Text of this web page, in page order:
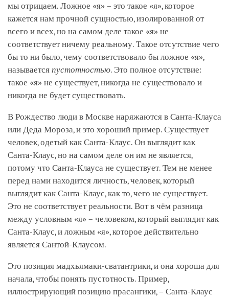
мы отрицаем. Ложное «я» – это такое «я», которое
кажется нам прочной сущностью, изолированной от
всего и всех, но на самом деле такое «я» не
соответствует ничему реальному. Такое отсутствие чего
бы то ни было, чему соответствовало бы ложное «я»,
называется пустотностью. Это полное отсутствие:
такое «я» не существует, никогда не существовало и
никогда не будет существовать.
В Рождество люди в Москве наряжаются в Санта-Клауса
или Деда Мороза, и это хороший пример. Существует
человек, одетый как Санта-Клаус. Он выглядит как
Санта-Клаус, но на самом деле он им не является,
потому что Санта-Клауса не существует. Тем не менее
перед нами находится личность, человек, который
выглядит как Санта-Клаус, как то, чего не существует.
Это не соответствует реальности. Вот в чём разница
между условным «я» – человеком, который выглядит как
Санта-Клаус, и ложным «я», которое действительно
является Сантой-Клаусом.
Это позиция мадхьямаки-сватантрики, и она хороша для
начала, чтобы понять пустотность. Пример,
иллюстрирующий позицию прасангики, – Санта-Клаус